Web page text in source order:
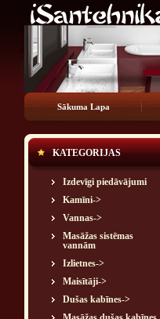
Sākuma Lapa
KATEGORIJAS
Izdevīgi piedāvājumi
Kamīni->
Vannas->
Masāžas sistēmas
vannām
Izlietnes->
Maisītāji->
Dušas kabīnes->